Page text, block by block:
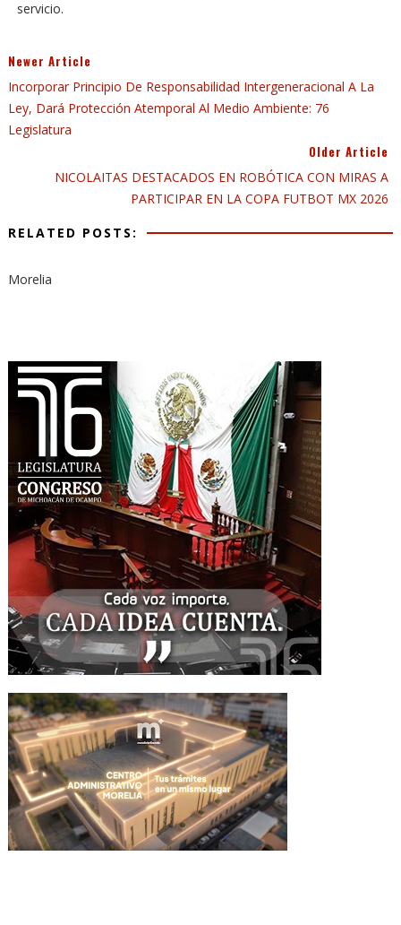
servicio.
Newer Article
Incorporar Principio De Responsabilidad Intergeneracional A La
Ley, Dará Protección Atemporal Al Medio Ambiente: 76
Legislatura
Older Article
NICOLAITAS DESTACADOS EN ROBÓTICA CON MIRAS A
PARTICIPAR EN LA COPA FUTBOT MX 2026
RELATED POSTS:
Morelia